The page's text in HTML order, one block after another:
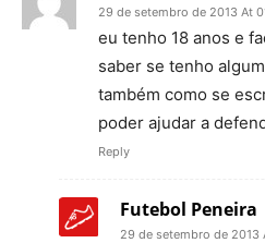
29 de setembro de 2013 At
eu tenho 18 anos e
saber se tenho
também como se
poder ajudar a
Reply
Futebol Peneira
29 de setembro de 2013